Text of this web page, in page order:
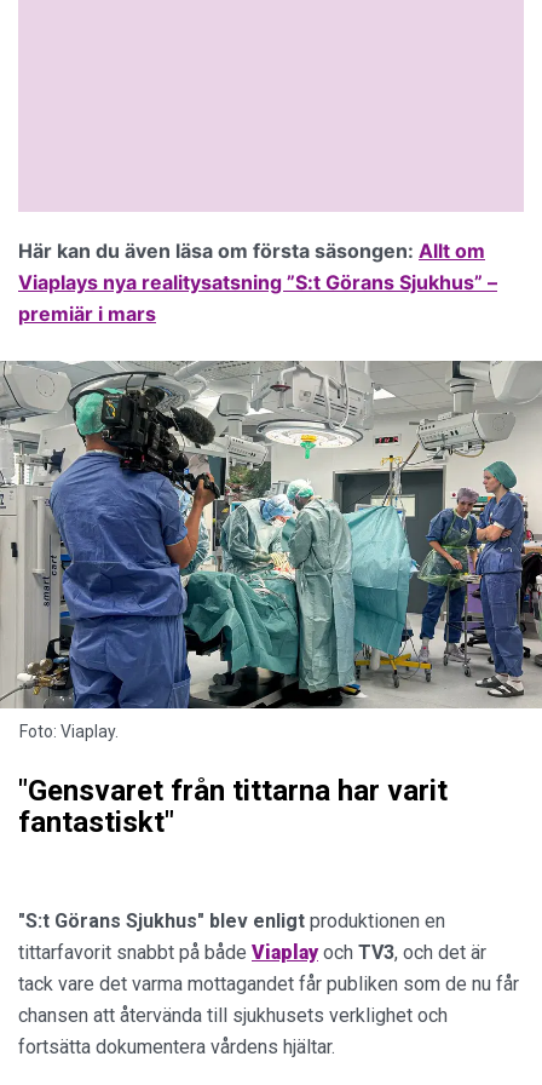
Här kan du även läsa om första säsongen: Allt om
Viaplays nya realitysatsning ”S:t Görans Sjukhus” –
premiär i mars
Foto: Viaplay.
"Gensvaret från tittarna har varit
fantastiskt"
"S:t Görans Sjukhus" blev enligt produktionen en
tittarfavorit snabbt på både Viaplayoch TV3, och det är
tack vare det varma mottagandet får publiken som de nu får
chansen att återvända till sjukhusets verklighet och
fortsätta dokumentera vårdens hjältar.